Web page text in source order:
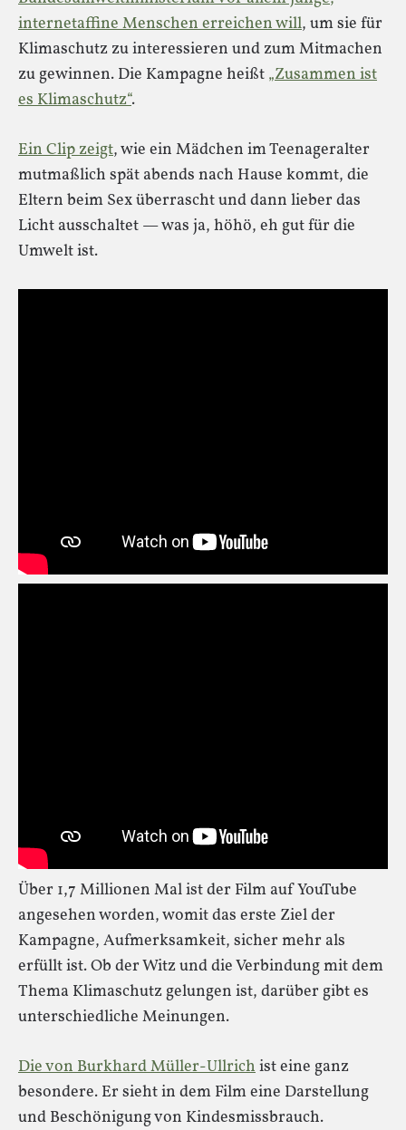
internetaffine Menschen erreichen will, um sie für
Klimaschutz zu interessieren und zum Mitmachen
zu gewinnen. Die Kampagne heißt „Zusammen ist
es Klimaschutz“.
Ein Clip zeigt, wie ein Mädchen im Teenageralter
mutmaßlich spät abends nach Hause kommt, die
Eltern beim Sex überrascht und dann lieber das
Licht ausschaltet — was ja, höhö, eh gut für die
Umwelt ist.
Über 1,7 Millionen Mal ist der Film auf YouTube
angesehen worden, womit das erste Ziel der
Kampagne, Aufmerksamkeit, sicher mehr als
erfüllt ist. Ob der Witz und die Verbindung mit dem
Thema Klimaschutz gelungen ist, darüber gibt es
unterschiedliche Meinungen.
Die von Burkhard Müller-Ullrichist eine ganz
besondere. Er sieht in dem Film eine Darstellung
und Beschönigung von Kindesmissbrauch.